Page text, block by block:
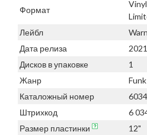
Формат
Лейбл
Дата релиза
2021
Дисков в упаковке
1
Жанр
Каталожный номер
Штрихкод
6
Размер пластинки
12"